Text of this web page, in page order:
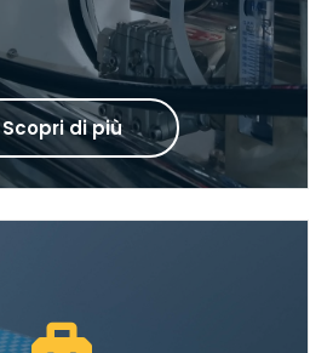
Scopri di più